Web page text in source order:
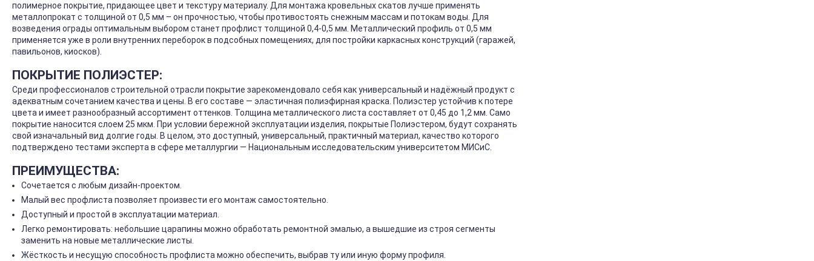
полимерное покрытие, придающее цвет и текстуру материалу. Для монтажа кровельных скатов лучше применять
металлопрокат с толщиной от 0,5 мм – он прочностью, чтобы противостоять снежным массам и потокам воды. Для
возведения ограды оптимальным выбором станет профлист толщиной 0,4-0,5 мм. Металлический профиль от 0,5 мм
применяется уже в роли внутренних переборок в подсобных помещениях, для постройки каркасных конструкций (гаражей,
павильонов, киосков).
ПОКРЫТИЕ ПОЛИЭСТЕР:
Среди профессионалов строительной отрасли покрытие зарекомендовало себя как универсальный и надёжный продукт с
адекватным сочетанием качества и цены. В его составе — эластичная полиэфирная краска. Полиэстер устойчив к потере
цвета и имеет разнообразный ассортимент оттенков. Толщина металлического листа составляет от 0,45 до 1,2 мм. Само
покрытие наносится слоем 25 мкм. При условии бережной эксплуатации изделия, покрытые Полиэстером, будут сохранять
свой изначальный вид долгие годы. В целом, это доступный, универсальный, практичный материал, качество которого
подтверждено тестами эксперта в сфере металлургии — Национальным исследовательским университетом МИСиС.
ПРЕИМУЩЕСТВА:
Сочетается с любым дизайн-проектом.
Малый вес профлиста позволяет произвести его монтаж самостоятельно.
Доступный и простой в эксплуатации материал.
Легко ремонтировать: небольшие царапины можно обработать ремонтной эмалью, а вышедшие из строя сегменты
заменить на новые металлические листы.
Жёсткость и несущую способность профлиста можно обеспечить, выбрав ту или иную форму профиля.